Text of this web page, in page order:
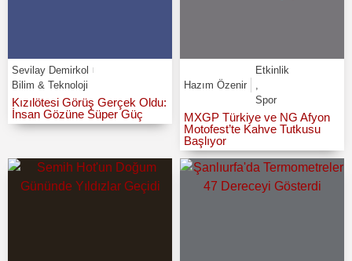
Sevilay Demirkol
Bilim & Teknoloji
Kızılötesi Görüş Gerçek Oldu:
İnsan Gözüne Süper Güç
Hazım Özenir
Etkinlik
,
Spor
MXGP Türkiye ve NG Afyon
Motofest’te Kahve Tutkusu
Başlıyor